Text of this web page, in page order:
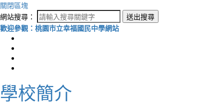
關閉區塊
網站搜尋：
送出搜尋
歡迎參觀：桃園市立幸福國民中學網站
學校簡介